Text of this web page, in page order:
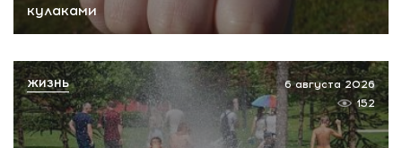
кулаками
6 августа 2026
152
ЖИЗНЬ